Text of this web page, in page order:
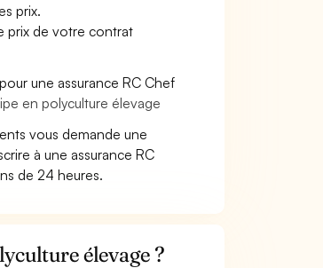
prix.
prix de votre contrat
une assurance RC Chef
en polyculture élevage
vous demande une
à une assurance RC
de 24 heures.
élevage ?